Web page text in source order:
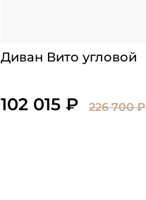
Диван Вито угловой
102 015 ₽ 226 700 ₽